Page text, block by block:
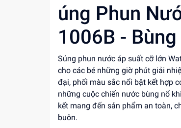
úng Phun
1006B -
Súng phun nước áp suất cỡ lớn
cho các bé những giờ phút giải
đại, phối màu sắc nổi bật kết hợp
những cuộc chiến nước bùng nổ
kết mang đến sản phẩm an toàn,
buôn.